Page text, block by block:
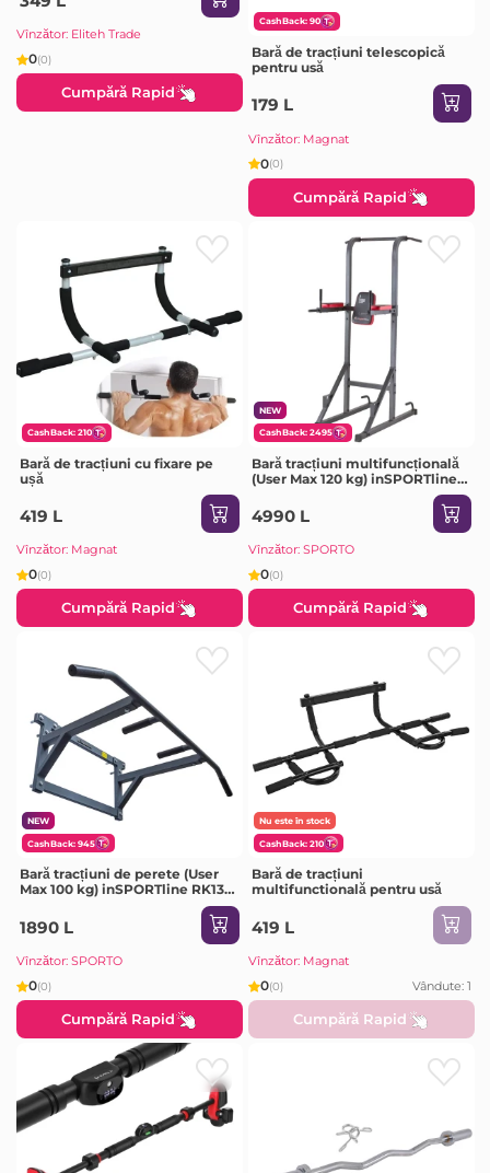
Vînzător: Eliteh Trade
0(0)
Cumpără Rapid
CashBack: 90
Bară de tracțiuni telescopică
pentru usă
179 L
Vînzător: Magnat
0(0)
Cumpără Rapid
CashBack: 210
Bară de tracțiuni cu fixare pe
ușă
419 L
Vînzător: Magnat
0(0)
Cumpără Rapid
NEW
CashBack: 2495
Bară tracțiuni multifuncțională
(User Max 120 kg) inSPORTline
4990 L
Vînzător: SPORTO
0(0)
Cumpără Rapid
NEW
CashBack: 945
Bară tracțiuni de perete (User
Max 100 kg) inSPORTline RK130
1890 L
Vînzător: SPORTO
0(0)
Cumpără Rapid
Nu este în stock
CashBack: 210
Bară de tracțiuni
multifunctională pentru usă
419 L
Vînzător: Magnat
0(0) Vândute: 1
Cumpără Rapid